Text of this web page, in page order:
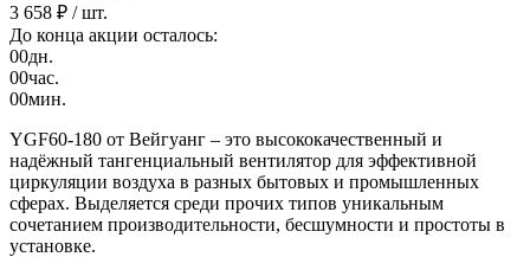
3 658 ₽ / шт.
До конца акции осталось:
00дн.
00час.
00мин.
YGF60-180 от Вейгуанг – это высококачественный и
надёжный тангенциальный вентилятор для эффективной
циркуляции воздуха в разных бытовых и промышленных
сферах. Выделяется среди прочих типов уникальным
сочетанием производительности, бесшумности и простоты в
установке.